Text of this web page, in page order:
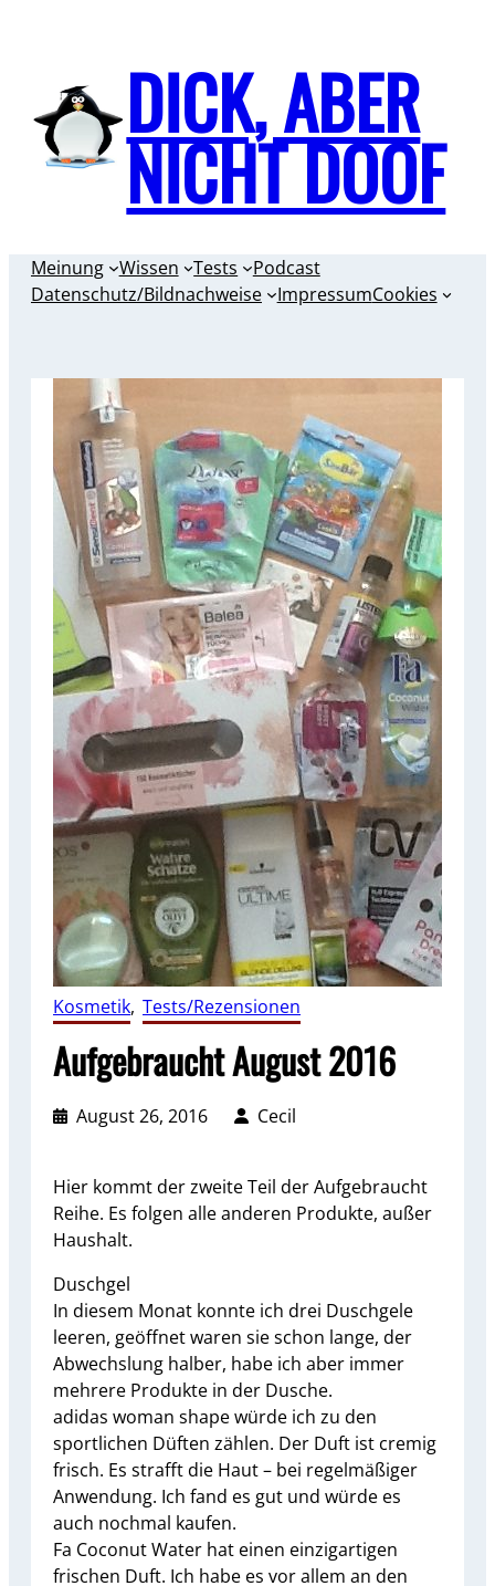
springen
DICK, ABER
NICHT DOOF
Meinung Wissen Tests
Podcast
Datenschutz/Bildnachweise
ImpressumCookies
Kosmetik, Tests/Rezensionen
Aufgebraucht August 2016
August 26, 2016 Cecil
Hier kommt der zweite Teil der Aufgebraucht
Reihe. Es folgen alle anderen Produkte, außer
Haushalt.
Duschgel
In diesem Monat konnte ich drei Duschgele
leeren, geöffnet waren sie schon lange, der
Abwechslung halber, habe ich aber immer
mehrere Produkte in der Dusche.
adidas woman shape würde ich zu den
sportlichen Düften zählen. Der Duft ist cremig
frisch. Es strafft die Haut – bei regelmäßiger
Anwendung. Ich fand es gut und würde es
auch nochmal kaufen.
Fa Coconut Water hat einen einzigartigen
frischen Duft. Ich habe es vor allem an den